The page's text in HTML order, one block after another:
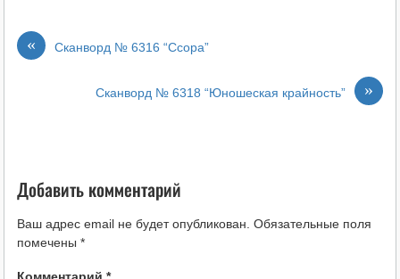
« Сканворд № 6316 “Ссора”
»
Сканворд № 6318 “Юношеская крайность”
Добавить комментарий
Ваш адрес email не будет опубликован. Обязательные поля
помечены *